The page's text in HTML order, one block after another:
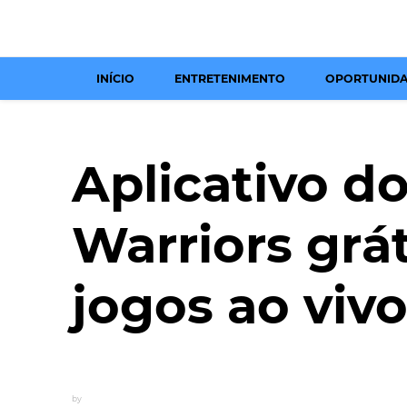
INÍCIO
ENTRETENIMENTO
Aplicativo
Warriors
jogos ao
by